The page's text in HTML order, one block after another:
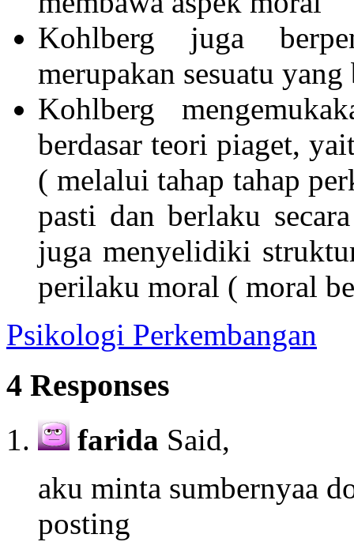
Kohlberg juga
merupakan sesuatu
Kohlberg
berdasar teori piaget,
( melalui tahap tahap
pasti dan berlaku
juga menyelidiki
perilaku moral ( moral
Psikologi Perkembangan
4 Responses
farida Said,
aku minta sumbernyaa
posting